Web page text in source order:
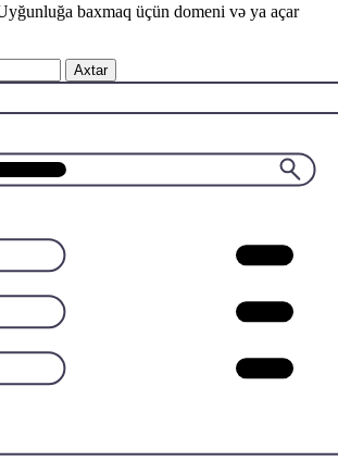
baxmaq üçün domeni və ya açar
Axtar